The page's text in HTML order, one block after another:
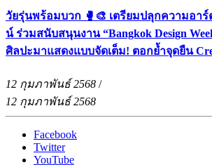
วัยรุ่นพร้อมบวก 🥊🎨 เตรียมปลุกความอา
น์ ร่วมสนับสนุนงาน “Bangkok Design
ศิลปะมาแสดงแบบจัดเต็ม! ตอกย้ำจุดยืน
12 กุมภาพันธ์ 2568 /
12 กุมภาพันธ์ 2568
Facebook
Twitter
YouTube